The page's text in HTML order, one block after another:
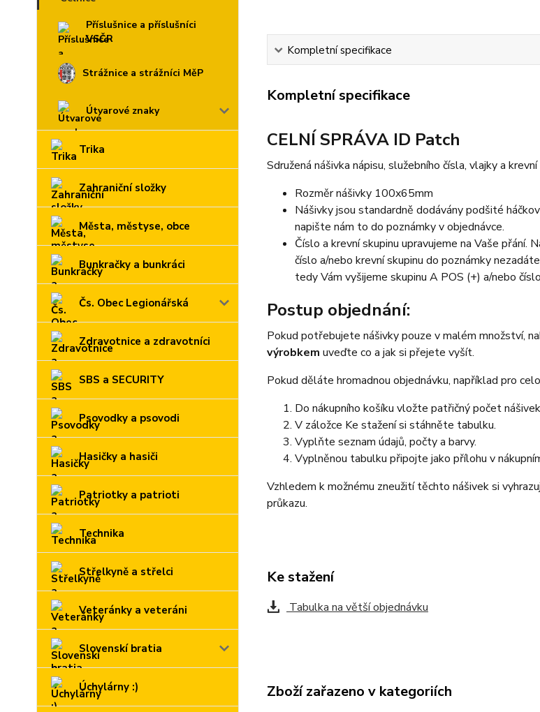
Příslušnice a příslušníci
VSČR
Strážnice a strážníci MěP
Útvarové znaky
Trika
Zahraniční složky
Města, městyse, obce
Bunkračky a bunkráci
Čs. Obec Legionářská
Zdravotnice a zdravotníci
SBS a SECURITY
Psovodky a psovodi
Hasičky a hasiči
Patriotky a patrioti
Technika
Střelkyně a střelci
Veteránky a veteráni
Slovenskí bratia
Úchylárny :)
Kompletní specifikace
Kompletní specifikace
CELNÍ SPRÁVA ID Patch
Sdružená nášivka nápisu, služebního čísla, vlajky a krevní
Rozměr nášivky 100x65mm
Nášivky jsou standardně dodávány podšité
napište nám to do poznámky v objednávce.
Číslo a krevní skupinu upravujeme na Vaše přání.
číslo a/nebo krevní skupinu do poznámky
tedy Vám vyšijeme skupinu A POS (+) a/nebo
Postup objednání:
Pokud potřebujete nášivky pouze v malém množství,
výrobkem uveďte co a jak si přejete vyšít.
Pokud děláte hromadnou objednávku, například pro
Do nákupního košíku vložte patřičný počet
V záložce Ke stažení si stáhněte tabulku.
Vyplňte seznam údajů, počty a barvy.
Vyplněnou tabulku připojte jako přílohu v
Vzhledem k možnému zneužití těchto nášivek si
průkazu.
Ke stažení
Tabulka na větší objednávku
Zboží zařazeno v kategoriích